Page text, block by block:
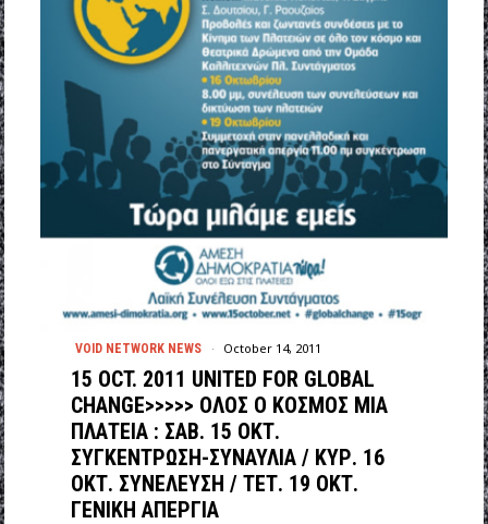
VOID NETWORK NEWS October 14, 2011
15 OCT. 2011 UNITED FOR GLOBAL
CHANGE>>>>> OΛΟΣ Ο ΚΟΣΜΟΣ ΜΙΑ
ΠΛΑΤΕΙΑ : ΣΑΒ. 15 ΟΚΤ.
ΣΥΓΚΕΝΤΡΩΣΗ-ΣΥΝΑΥΛΙΑ / ΚΥΡ. 16
ΟΚΤ. ΣΥΝΕΛΕΥΣΗ / ΤΕΤ. 19 ΟΚΤ.
ΓΕΝΙΚΗ ΑΠΕΡΓΙΑ